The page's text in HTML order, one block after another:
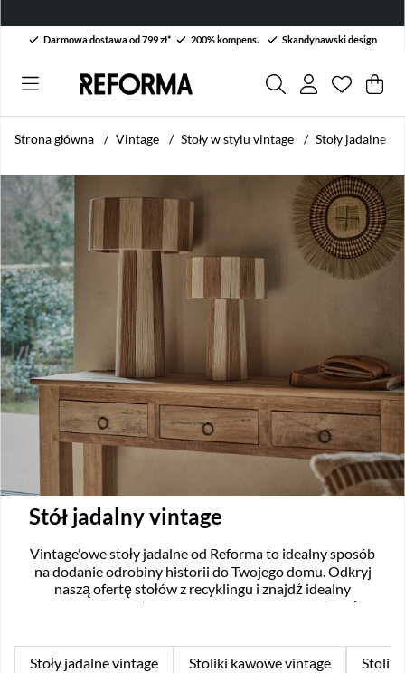
Darmowa dostawa od 799 zł* 200% kompens. Skandynawski design
Lista
Liczba w
. .
Strona główna Vintage Stoły w stylu vintage Stoły jadalne
Stół jadalny vintage
Vintage'owe stoły jadalne od Reforma to idealny sposób
na dodanie odrobiny historii do Twojego domu. Odkryj
naszą ofertę stołów z recyklingu i znajdź idealny
vintage'owy stół jadalny dla swojego domu już dziś.
Stoły jadalne vintage Stoliki kawowe vintage Stoliki